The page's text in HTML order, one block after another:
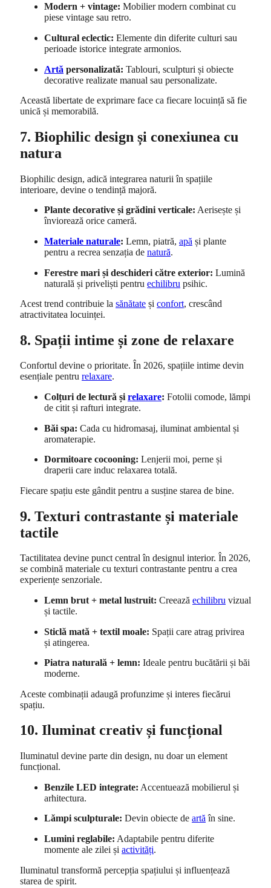
Modern + vintage: Mobilier modern combinat cu
piese vintage sau retro.
Cultural eclectic: Elemente din diferite culturi sau
perioade istorice integrate armonios.
Artă personalizată: Tablouri, sculpturi și obiecte
decorative realizate manual sau personalizate.
Această libertate de exprimare face ca fiecare locuință să fie
unică și memorabilă.
7. Biophilic design și conexiunea cu
natura
Biophilic design, adică integrarea naturii în spațiile
interioare, devine o tendință majoră.
Plante decorative și grădini verticale: Aerisește și
înviorează orice cameră.
Materiale naturale: Lemn, piatră, apă și plante
pentru a recrea senzația de natură.
Ferestre mari și deschideri către exterior: Lumină
naturală și priveliști pentru echilibru psihic.
Acest trend contribuie la sănătate și confort, crescând
atractivitatea locuinței.
8. Spații intime și zone de relaxare
Confortul devine o prioritate. În 2026, spațiile intime devin
esențiale pentru relaxare.
Colțuri de lectură și relaxare: Fotolii comode, lămpi
de citit și rafturi integrate.
Băi spa: Cada cu hidromasaj, iluminat ambiental și
aromaterapie.
Dormitoare cocooning: Lenjerii moi, perne și
draperii care induc relaxarea totală.
Fiecare spațiu este gândit pentru a susține starea de bine.
9. Texturi contrastante și materiale
tactile
Tactilitatea devine punct central în designul interior. În 2026,
se combină materiale cu texturi contrastante pentru a crea
experiențe senzoriale.
Lemn brut + metal lustruit: Creează echilibru vizual
și tactile.
Sticlă mată + textil moale: Spații care atrag privirea
și atingerea.
Piatra naturală + lemn: Ideale pentru bucătării și băi
moderne.
Aceste combinații adaugă profunzime și interes fiecărui
spațiu.
10. Iluminat creativ și funcțional
Iluminatul devine parte din design, nu doar un element
funcțional.
Benzile LED integrate: Accentuează mobilierul și
arhitectura.
Lămpi sculpturale: Devin obiecte de artă în sine.
Lumini reglabile: Adaptabile pentru diferite
momente ale zilei și activități.
Iluminatul transformă percepția spațiului și influențează
starea de spirit.